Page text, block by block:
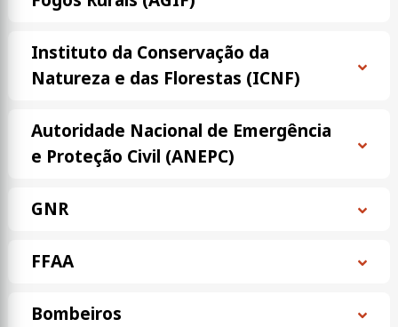
Instituto da Conservação da
Natureza e das Florestas (ICNF)
Autoridade Nacional de Emergência
e Proteção Civil (ANEPC)
GNR
FFAA
Bombeiros